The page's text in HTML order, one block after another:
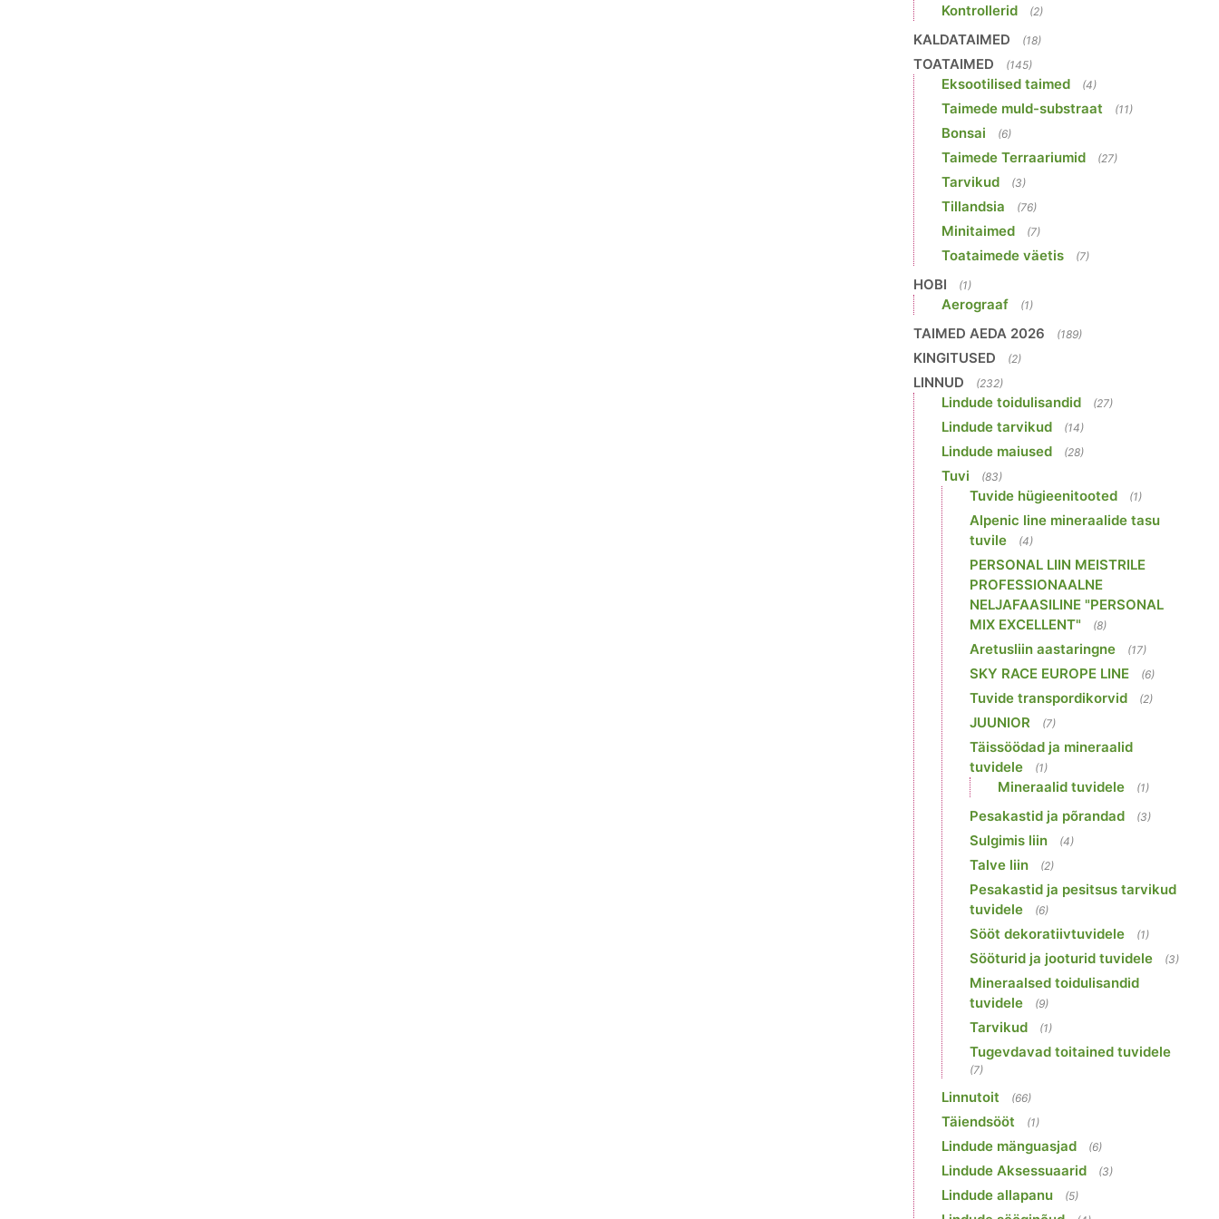
Kontrollerid (2)
KALDATAIMED (18)
TOATAIMED (145)
Eksootilised taimed (4)
Taimede muld-substraat (11)
Bonsai (6)
Taimede Terraariumid (27)
Tarvikud (3)
Tillandsia (76)
Minitaimed (7)
Toataimede väetis (7)
HOBI (1)
Aerograaf (1)
TAIMED AEDA 2026 (189)
KINGITUSED (2)
LINNUD (232)
Lindude toidulisandid (27)
Lindude tarvikud (14)
Lindude maiused (28)
Tuvi (83)
Tuvide hügieenitooted (1)
Alpenic line mineraalide tasu
tuvile
(4)
PERSONAL LIIN MEISTRILE
PROFESSIONAALNE
NELJAFAASILINE "PERSONAL
MIX EXCELLENT"
(8)
Aretusliin aastaringne (17)
SKY RACE EUROPE LINE (6)
Tuvide transpordikorvid (2)
JUUNIOR (7)
Täissöödad ja mineraalid
tuvidele
(1)
Mineraalid tuvidele (1)
Pesakastid ja põrandad (3)
Sulgimis liin (4)
Talve liin (2)
Pesakastid ja pesitsus tarvikud
tuvidele
(6)
Sööt dekoratiivtuvidele (1)
Sööturid ja jooturid tuvidele (3)
Mineraalsed toidulisandid
tuvidele
(9)
Tarvikud (1)
Tugevdavad toitained tuvidele
(7)
Linnutoit (66)
Täiendsööt (1)
Lindude mänguasjad (6)
Lindude Aksessuaarid (3)
Lindude allapanu (5)